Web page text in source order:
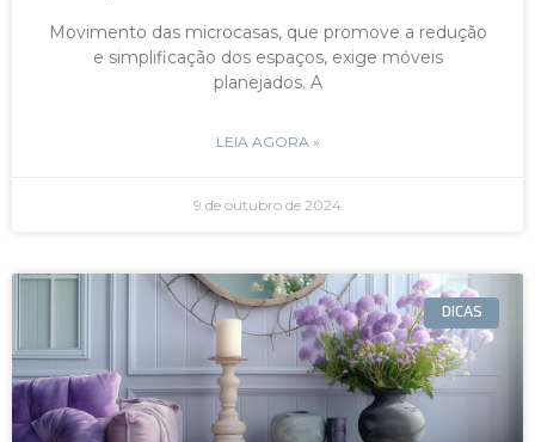
Movimento das microcasas, que promove a redução
e simplificação dos espaços, exige móveis
planejados. A
LEIA AGORA »
9 de outubro de 2024
DICAS